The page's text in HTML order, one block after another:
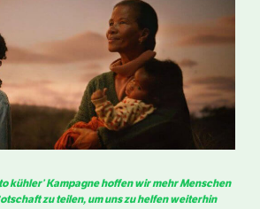
kühler’ Kampagne hoffen wir mehr Menschen
zu teilen, um uns zu helfen weiterhin